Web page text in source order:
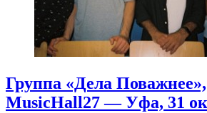
Группа «Дела Поважнее»,
MusicHall27 — Уфа, 31